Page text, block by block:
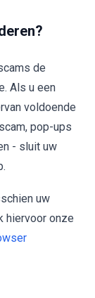
de
Als u een
voldoende
pop-ups
- sluit uw
uw
hiervoor onze